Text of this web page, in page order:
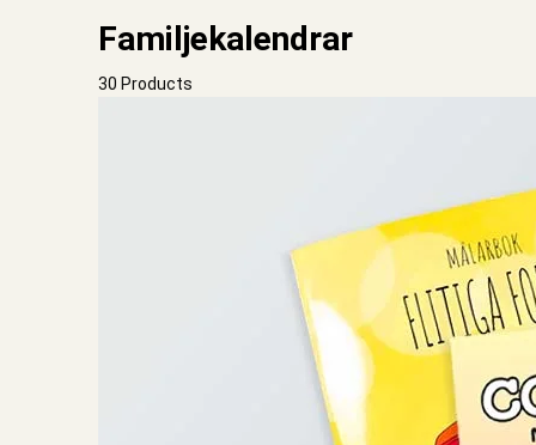
Familjekalendrar
30 Products